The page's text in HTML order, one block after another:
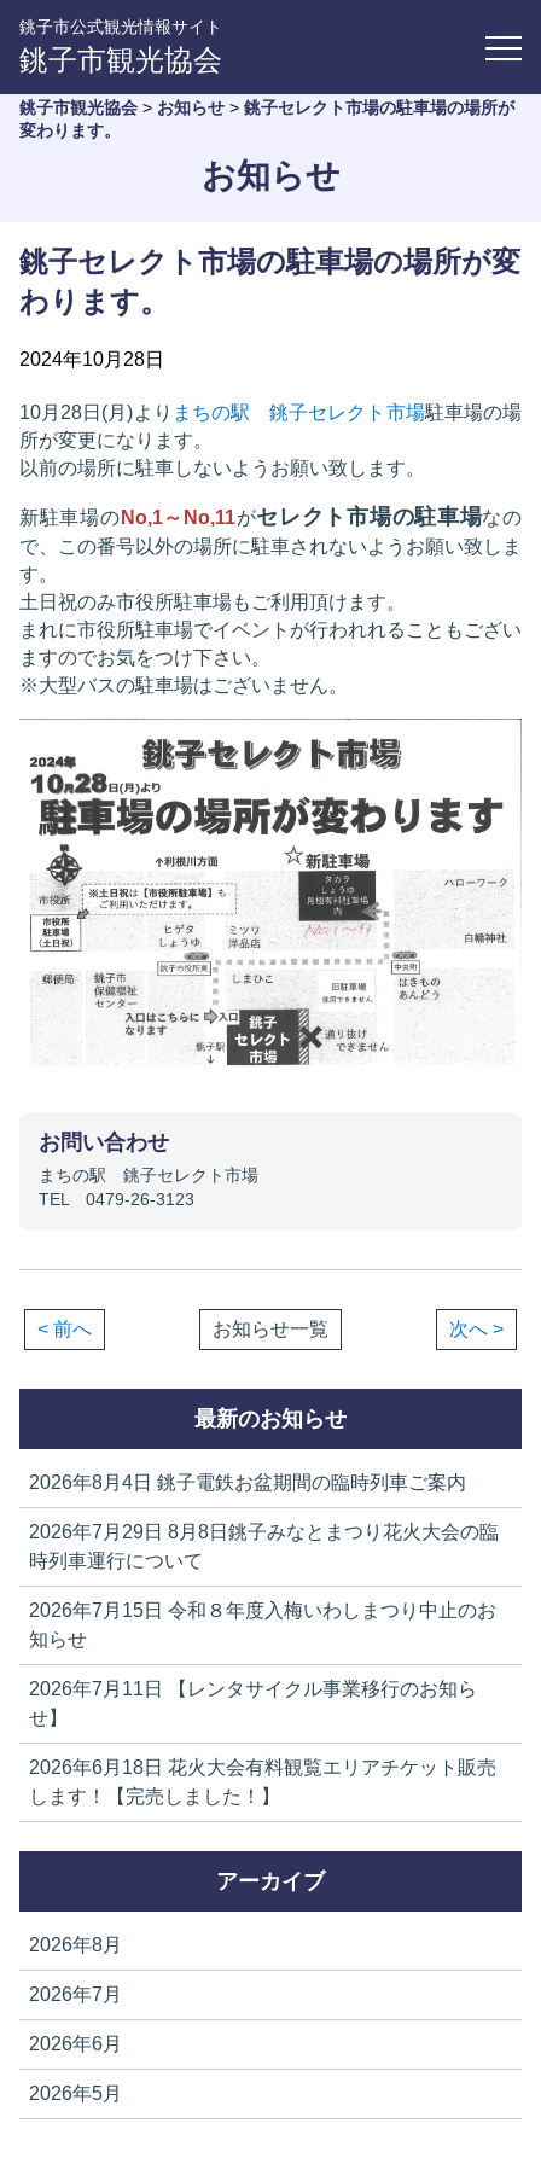
銚子市公式観光情報サイト
銚子市観光協会
銚子市観光協会 > お知らせ > 銚子セレクト市場の駐車場の場所が
変わります。
お知らせ
銚子セレクト市場の駐車場の場所が変
わります。
2024年10月28日
10月28日(月)より まちの駅 銚子セレクト市場駐車場の場
所が変更になります。
以前の場所に駐車しないようお願い致します。
新駐車場の No,1～No,11がセレクト市場の駐車場なの
で、この番号以外の場所に駐車されないようお願い致しま
す。
土日祝のみ市役所駐車場もご利用頂けます。
まれに市役所駐車場でイベントが行われれることもござい
ますのでお気をつけ下さい。
※大型バスの駐車場はございません。
お問い合わせ
まちの駅 銚子セレクト市場
TEL 0479-26-3123
< 前へ お知らせ一覧 次へ >
最新のお知らせ
2026年8月4日 銚子電鉄お盆期間の臨時列車ご案内
2026年7月29日 8月8日銚子みなとまつり花火大会の臨
時列車運行について
2026年7月15日 令和８年度入梅いわしまつり中止のお
知らせ
2026年7月11日
【レンタサイクル事業移行のお知ら
せ】
2026年6月18日 花火大会有料観覧エリアチケット販売
します！【完売しました！】
アーカイブ
2026年8月
2026年7月
2026年6月
2026年5月